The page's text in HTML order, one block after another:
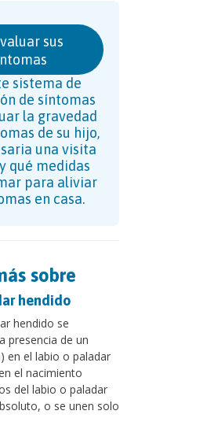
sus
sistema de
de síntomas
la gravedad
de su hijo,
una visita
qué medidas
para aliviar
en casa.
sobre
hendido
hendido se
presencia de un
en el labio o paladar
el nacimiento
del labio o paladar
o se unen solo